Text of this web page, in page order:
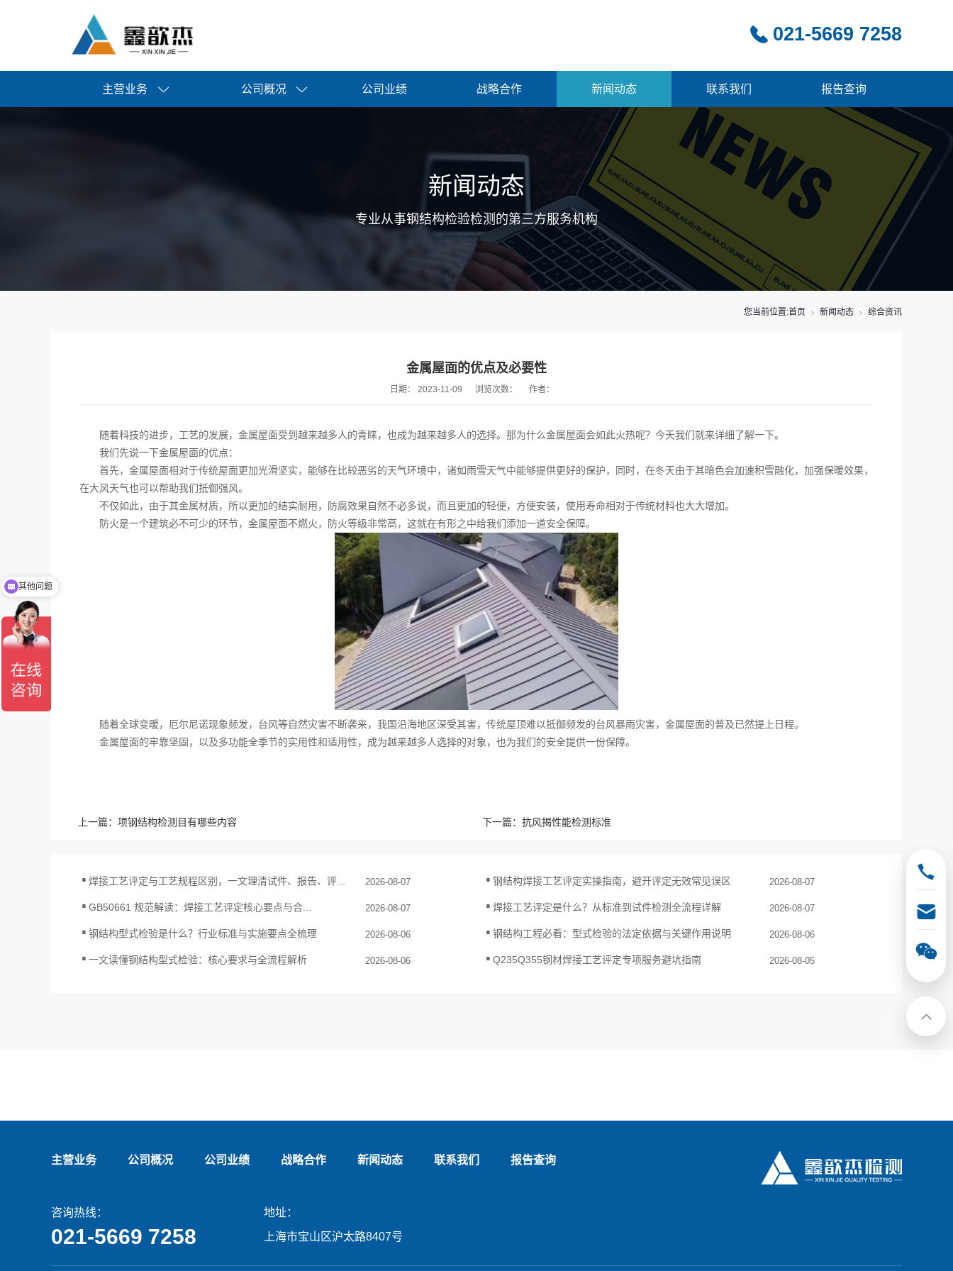
021-5669 7258
主营业务 公司概况 公司业绩 战略合作 新闻动态 联系我们 报告查询
新闻动态
专业从事钢结构检验检测的第三方服务机构
您当前位置:首页 新闻动态 综合资讯
金属屋面的优点及必要性
日期： 2023-11-09 浏览次数： 作者：
随着科技的进步，工艺的发展，金属屋面受到越来越多人的青睐，也成为越来越多人的选择。那为什么金属屋面会如此火热呢？今天我们就来详细了解一下。
我们先说一下金属屋面的优点：
首先，金属屋面相对于传统屋面更加光滑坚实，能够在比较恶劣的天气环境中，诸如雨雪天气中能够提供更好的保护，同时，在冬天由于其暗色会加速积雪融化，加强保暖效果，
在大风天气也可以帮助我们抵御强风。
不仅如此，由于其金属材质，所以更加的结实耐用，防腐效果自然不必多说，而且更加的轻便，方便安装，使用寿命相对于传统材料也大大增加。
防火是一个建筑必不可少的环节，金属屋面不燃火，防火等级非常高，这就在有形之中给我们添加一道安全保障。
随着全球变暖，厄尔尼诺现象频发，台风等自然灾害不断袭来，我国沿海地区深受其害，传统屋顶难以抵御频发的台风暴雨灾害，金属屋面的普及已然提上日程。
金属屋面的牢靠坚固，以及多功能全季节的实用性和适用性，成为越来越多人选择的对象，也为我们的安全提供一份保障。
上一篇： 项钢结构检测目有哪些内容 下一篇： 抗风揭性能检测标准
焊接工艺评定与工艺规程区别，一文理清试件、报告、评...
. 2026-08-07 钢结构焊接工艺评定实操指南，避开评定无效常见误区
. 2026-08-07
GB50661 规范解读：焊接工艺评定核心要点与合...
. 2026-08-07 焊接工艺评定是什么？从标准到试件检测全流程详解
. 2026-08-07
钢结构型式检验是什么？行业标准与实施要点全梳理
. 2026-08-06 钢结构工程必看：型式检验的法定依据与关键作用说明
. 2026-08-06
一文读懂钢结构型式检验：核心要求与全流程解析
. 2026-08-06 Q235Q355钢材焊接工艺评定专项服务避坑指南
. 2026-08-05
主营业务 公司概况 公司业绩 战略合作 新闻动态 联系我们 报告查询
咨询热线：
021-5669 7258
地址：
上海市宝山区沪太路8407号
其他问题